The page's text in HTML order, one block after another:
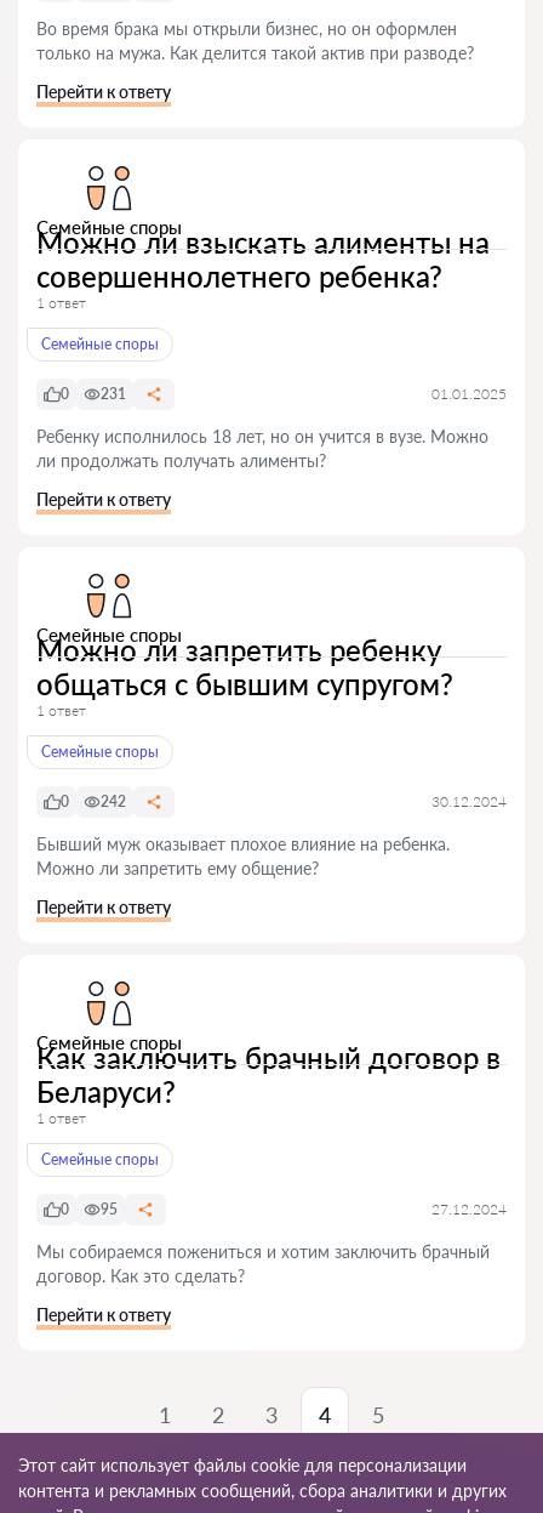
Во время брака мы открыли бизнес, но он оформлен
только на мужа. Как делится такой актив при разводе?
Перейти к ответу
Семейные споры
Можно ли взыскать алименты на
совершеннолетнего ребенка?
1 ответ
Семейные споры
0 231 01.01.2025
Ребенку исполнилось 18 лет, но он учится в вузе. Можно
ли продолжать получать алименты?
Перейти к ответу
Семейные споры
Можно ли запретить ребенку
общаться с бывшим супругом?
1 ответ
Семейные споры
0 242 30.12.2024
Бывший муж оказывает плохое влияние на ребенка.
Можно ли запретить ему общение?
Перейти к ответу
Семейные споры
Как заключить брачный договор в
Беларуси?
1 ответ
Семейные споры
0 95 27.12.2024
Мы собираемся пожениться и хотим заключить брачный
договор. Как это сделать?
Перейти к ответу
1 2 3 4 5
Этот сайт использует файлы cookie для персонализации
контента и рекламных сообщений, сбора аналитики и других